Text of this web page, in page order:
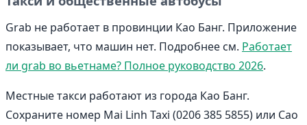
Grab не работает в провинции Као Банг. Приложение
показывает, что машин нет. Подробнее см. Работает
ли grab во вьетнаме? Полное руководство 2026.
Местные такси работают из города Као Банг.
Сохраните номер Mai Linh Taxi (0206 385 5855) или Cao